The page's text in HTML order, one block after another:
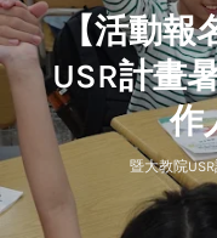
【活動報
USR計畫
作
暨大教院